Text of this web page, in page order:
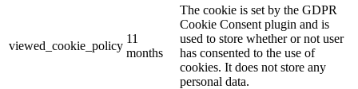
viewed_cookie_policy
11
months
The cookie is set by the GDPR
Cookie Consent plugin and is
used to store whether or not user
has consented to the use of
cookies. It does not store any
personal data.